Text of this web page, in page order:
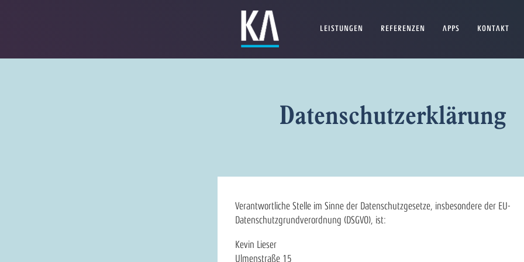
LEISTUNGEN REFERENZEN APPS KONTAKT
Datenschutzerklärung
Verantwortliche Stelle im Sinne der Datenschutzgesetze, insbesondere der EU-
Datenschutzgrundverordnung (DSGVO), ist:
Kevin Lieser
Ulmenstraße 15